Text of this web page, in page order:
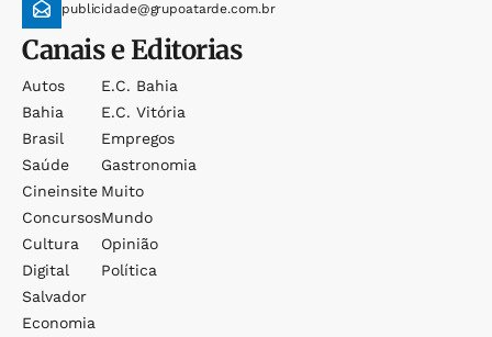
publicidade@grupoatarde.com.br
Canais e Editorias
Autos
Bahia
Brasil
Saúde
Cineinsite
Concursos
Cultura
Digital
Salvador
Economia
E.c. Bahia
E.c. Vitória
Empregos
Gastronomia
Muito
Mundo
Opinião
Política